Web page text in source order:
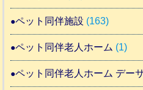
ペット同伴施設 (163)
ペット同伴老人ホーム (1)
ペット同伴老人ホーム デー